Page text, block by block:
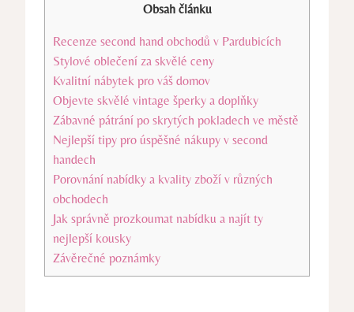
Obsah článku
Recenze second hand obchodů v Pardubicích
Stylové oblečení za skvělé ceny
Kvalitní nábytek pro váš domov
Objevte skvělé vintage šperky a doplňky
Zábavné pátrání po skrytých pokladech ve městě
Nejlepší tipy pro úspěšné nákupy v second
handech
Porovnání nabídky a kvality zboží v různých
obchodech
Jak správně prozkoumat nabídku a najít ty
nejlepší kousky
Závěrečné poznámky